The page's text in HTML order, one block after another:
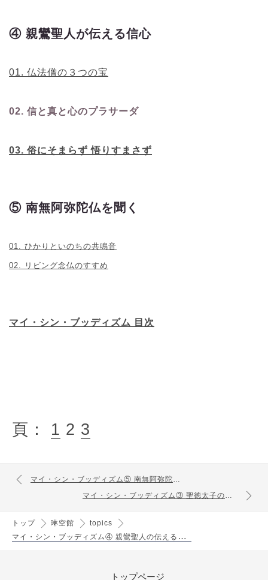
④ 親鸞聖人が伝える信心
01. 仏法僧の３つの宝
02. 信と真と心のプラサーダ
03. 俗にそまらず 悟りすまさず
⑤ 南無阿弥陀仏を聞く
01. ひかりといのちの共鳴音
02. リビング念仏のすすめ
マイ・シン・ブッディズム 目次
頁： 1 2 3
マイ・シン・ブッディズム⑤ 南無阿弥陀仏を聞く
マイ・シン・ブッディズム③ 聖徳太子の仏法
トップ 琳空館 topics
マ
イ・シン・ブッディズム④ 親鸞聖人の伝える信心
トップページ